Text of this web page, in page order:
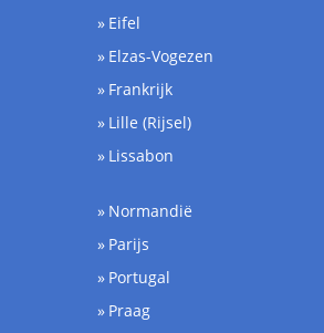
Eifel
Elzas-Vogezen
Frankrijk
Lille (Rijsel)
Lissabon
Normandië
Parijs
Portugal
Praag